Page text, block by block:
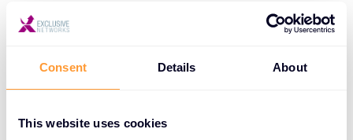
Consent Details About
This website uses cookies
Nous sommes convaincus que nos collaborateurs
perturber et à croître. Nous nous engageons à